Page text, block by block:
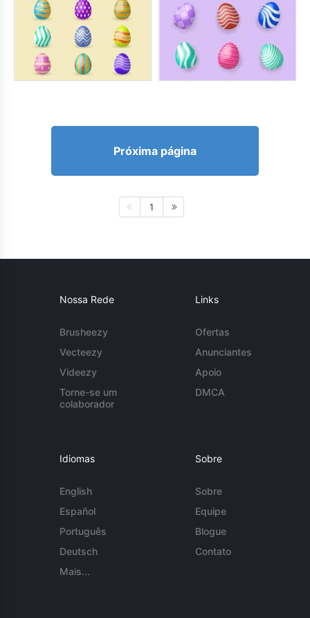
Próxima página
1
Nossa Rede
Brusheezy
Vecteezy
Videezy
Torne-se um
colaborador
Links
Ofertas
Anunciantes
Apoio
DMCA
Idiomas
English
Español
Português
Deutsch
Mais...
Sobre
Sobre
Equipe
Blogue
Contato